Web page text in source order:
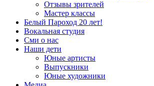
Отзывы зрителей
Мастер классы
Белый Пароход 20 лет!
Вокальная студия
Сми о нас
Наши дети
Юные артисты
Выпускники
Юные художники